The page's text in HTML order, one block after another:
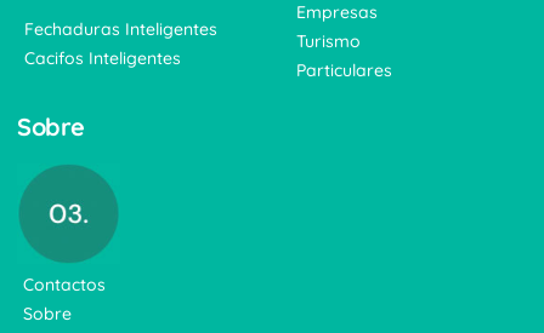
Fechaduras Inteligentes
Cacifos Inteligentes
Empresas
Turismo
Particulares
Sobre
Contactos
Sobre